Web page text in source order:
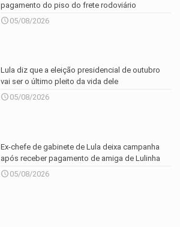
pagamento do piso do frete rodoviário
05/08/2026
Lula diz que a eleição presidencial de outubro
vai ser o último pleito da vida dele
05/08/2026
Ex-chefe de gabinete de Lula deixa campanha
após receber pagamento de amiga de Lulinha
05/08/2026